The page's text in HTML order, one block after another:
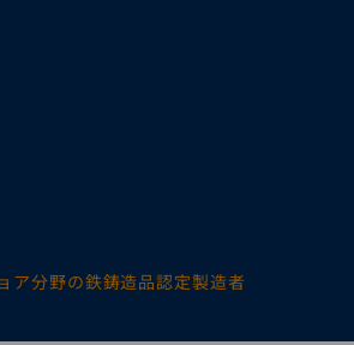
ア分野の鉄鋳造品認定製造者